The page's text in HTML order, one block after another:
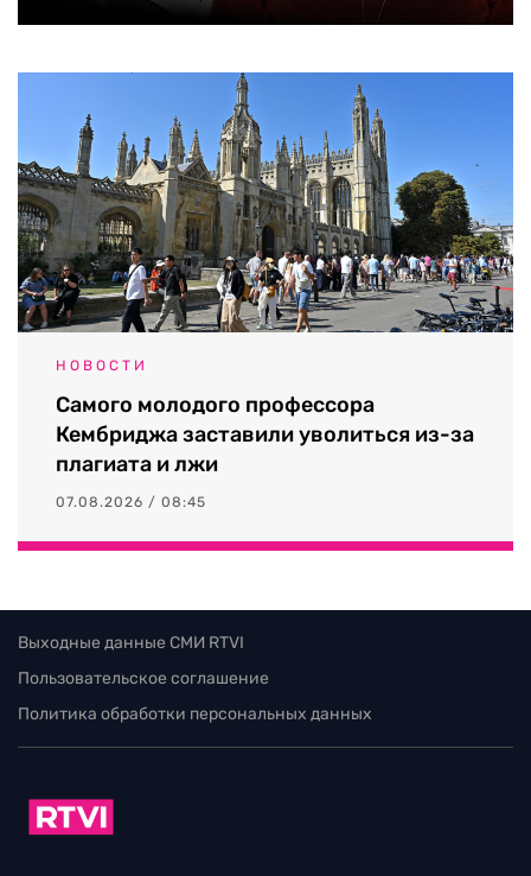
НОВОСТИ
Самого молодого профессора
Кембриджа заставили уволиться из-за
плагиата и лжи
07.08.2026 / 08:45
Выходные данные СМИ RTVI
Пользовательское соглашение
Политика обработки персональных данных